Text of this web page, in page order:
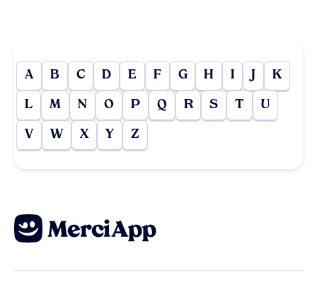
A B C D E F G H I J K
L M N O P Q R S T U
V W X Y Z